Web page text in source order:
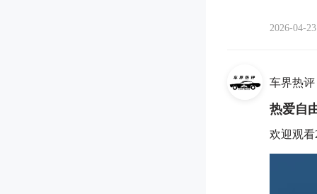
2026-04-23
车界热评
热爱自
欢迎观看